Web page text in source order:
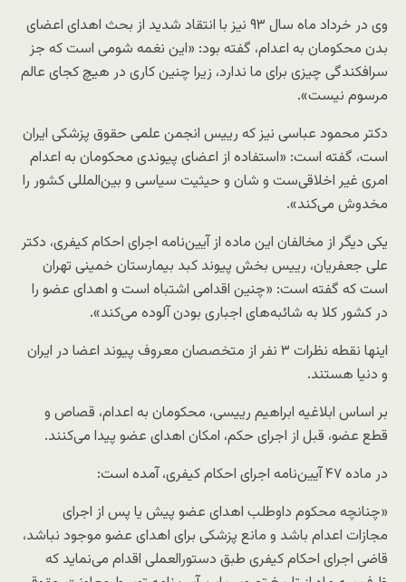
وی در خرداد ماه سال ۹۳ نیز با انتقاد شدید از بحث اهدای اعضای
بدن محکومان به اعدام، گفته بود: «این نغمه شومی است که جز
سرافکندگی چیزی برای ما ندارد، زیرا چنین کاری در هیچ کجای عالم
مرسوم نیست».
دکتر محمود عباسی نیز که رییس انجمن علمی‌ حقوق پزشکی‌ ایران
است، گفته است: «استفاده از اعضای پیوندی محکومان به اعدام
امری غیر اخلاقی‌ست و‌ شان و حیثیت سیاسی و بین‌المللی کشور را
مخدوش می‌کند».
یکی‌ دیگر از مخالفان این ماده از آیین‌نامه اجرای احکام کیفری، دکتر
علی‌ جعفریان، رییس بخش پیوند کبد بیمارستان خمینی تهران
است که گفته است: «چنین اقدامی اشتباه است و اهدای عضو را
در کشور کلا به شائبه‌های اجباری بودن آلوده می‌کند».
اینها نقطه نظرات ۳ نفر از متخصصان معروف پیوند اعضا در ایران
و دنیا هستند.
بر اساس ابلاغیه ابراهیم رییسی، محکومان به اعدام، قصاص و
قطع عضو، قبل از اجرای حکم، امکان اهدای عضو پیدا می‌کنند.
در ماده ۴۷ آیین‌نامه اجرای احکام کیفری، آمده است:
«چنانچه محکوم داوطلب اهدای عضو پیش یا پس از اجرای
مجازات اعدام باشد و مانع پزشکی برای اهدای عضو موجود نباشد،
قاضی اجرای احکام کیفری طبق دستورالعملی اقدام می‌نماید که